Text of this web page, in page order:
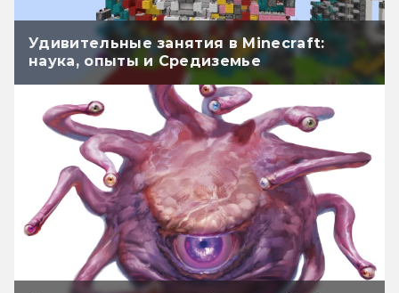
Удивительные занятия в Minecraft:
наука, опыты и Средиземье